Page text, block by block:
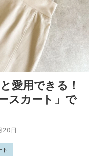
愛用できる！
スカート」で
20日
ト